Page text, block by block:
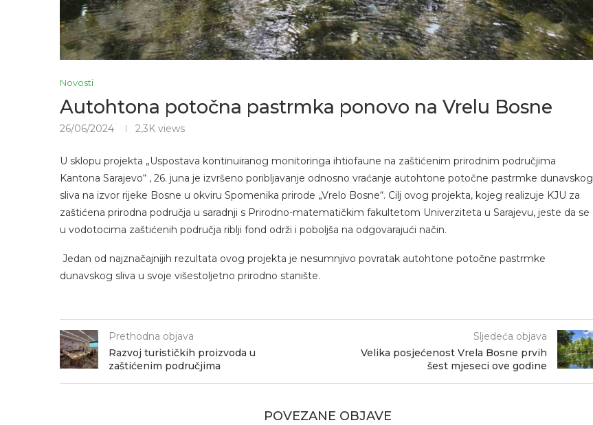
Novosti
Autohtona potočna pastrmka ponovo na Vrelu Bosne
26/06/2024 2,3K views
U sklopu projekta „Uspostava kontinuiranog monitoringa ihtiofaune na zaštićenim prirodnim područjima
Kantona Sarajevo“ , 26. juna je izvršeno poribljavanje odnosno vraćanje autohtone potočne pastrmke dunavskog
sliva na izvor rijeke Bosne u okviru Spomenika prirode „Vrelo Bosne“. Cilj ovog projekta, kojeg realizuje KJU za
zaštićena prirodna područja u saradnji s Prirodno-matematičkim fakultetom Univerziteta u Sarajevu, jeste da se
u vodotocima zaštićenih područja riblji fond održi i poboljša na odgovarajući način.
Jedan od najznačajnijih rezultata ovog projekta je nesumnjivo povratak autohtone potočne pastrmke
dunavskog sliva u svoje višestoljetno prirodno stanište.
Prethodna objava
Razvoj turističkih proizvoda u
zaštićenim područjima
Sljedeća objava
Velika posjećenost Vrela Bosne prvih
šest mjeseci ove godine
POVEZANE OBJAVE